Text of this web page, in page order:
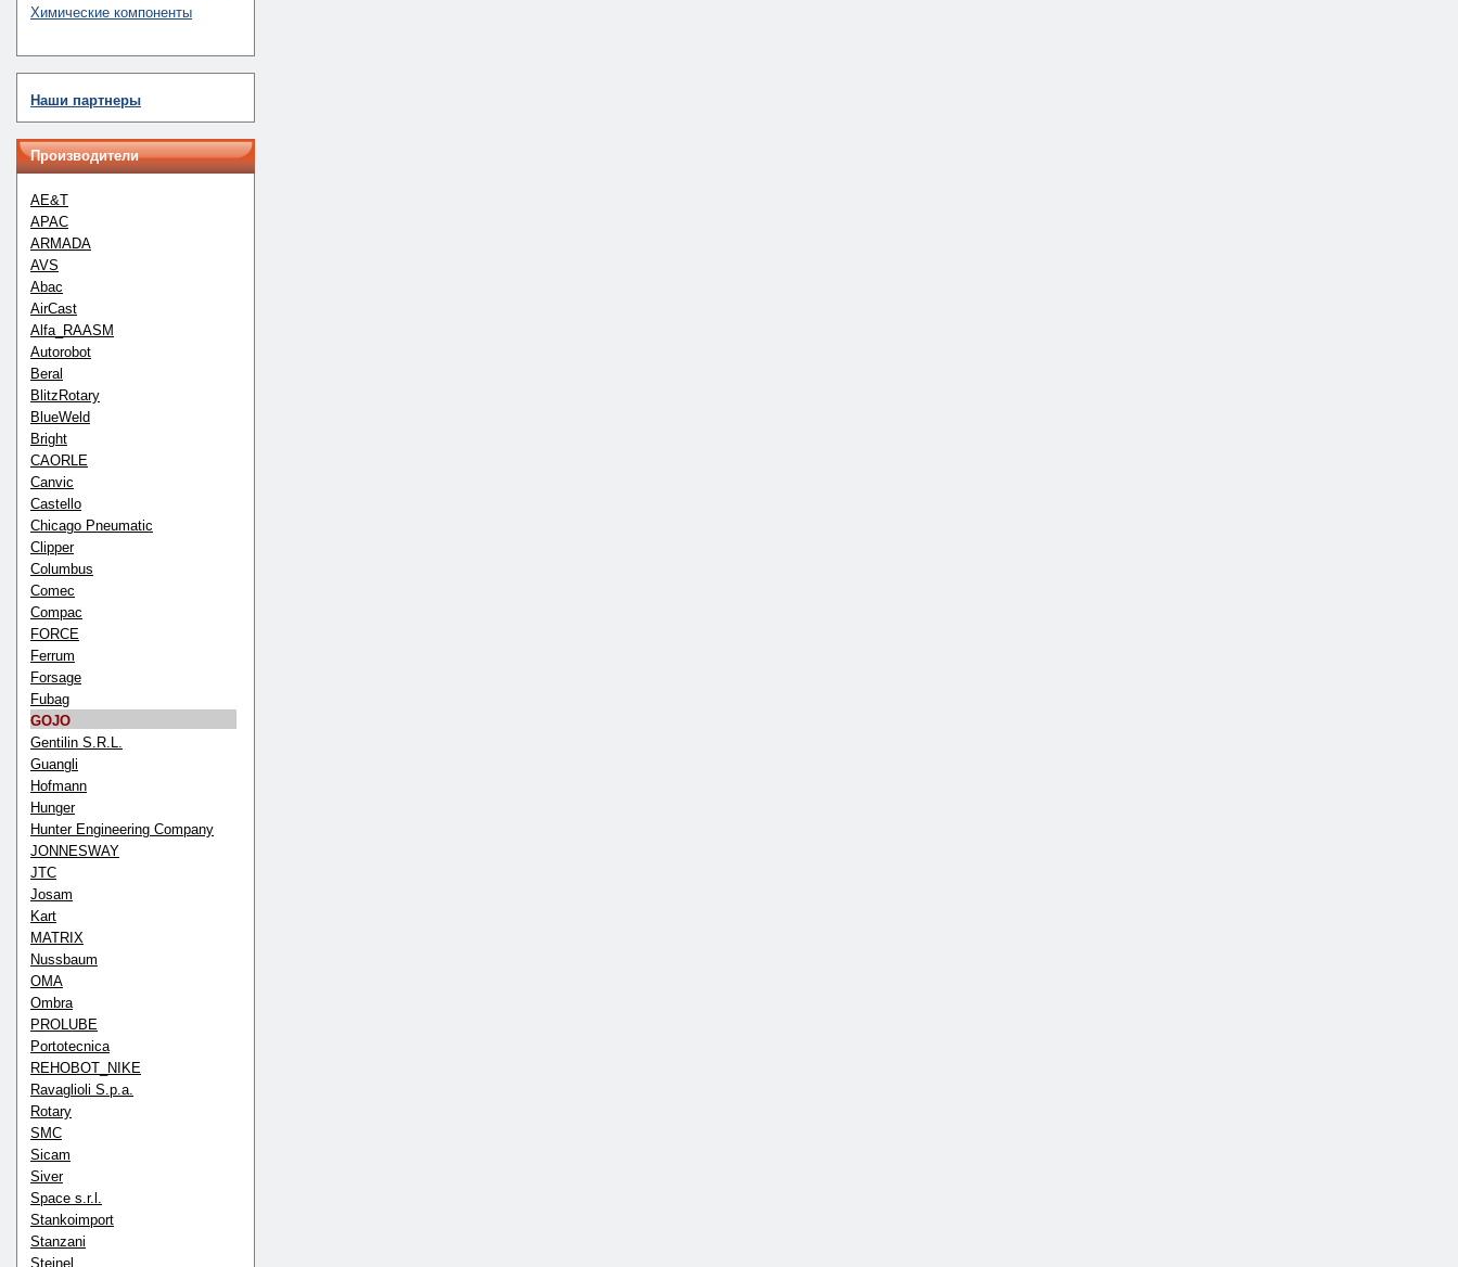
Химические компоненты
Наши партнеры
Производители
AE&T
APAC
ARMADA
AVS
Abac
AirCast
Alfa_RAASM
Autorobot
Beral
BlitzRotary
BlueWeld
Bright
CAORLE
Canvic
Castello
Chicago Pneumatic
Clipper
Columbus
Comec
Compac
FORCE
Ferrum
Forsage
Fubag
GOJO
Gentilin S.R.L.
Guangli
Hofmann
Hunger
Hunter Engineering Company
JONNESWAY
JTC
Josam
Kart
MATRIX
Nussbaum
OMA
Ombra
PROLUBE
Portotecnica
REHOBOT_NIKE
Ravaglioli S.p.a.
Rotary
SMC
Sicam
Siver
Space s.r.l.
Stankoimport
Stanzani
Steinel